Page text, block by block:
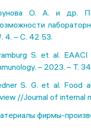
О. А. и др.
4. – С. 42 53.
S. et al.
– 2023. – Т.
S. G. et al. Food
//Journal of internal
фирмы-